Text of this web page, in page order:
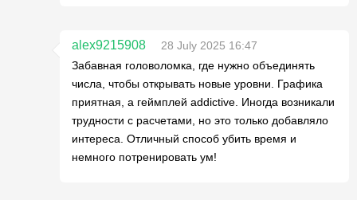
alex9215908
28 July 2025 16:47
Забавная головоломка, где нужно объединять
числа, чтобы открывать новые уровни. Графика
приятная, а геймплей addictive. Иногда возникали
трудности с расчетами, но это только добавляло
интереса. Отличный способ убить время и
немного потренировать ум!